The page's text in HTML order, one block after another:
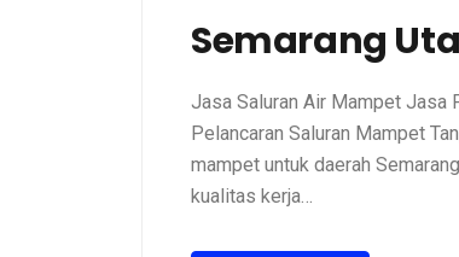
Semarang
Jasa Saluran Air Mampet Jasa
Pelancaran Saluran Mampet
mampet untuk daerah
kualitas kerja…